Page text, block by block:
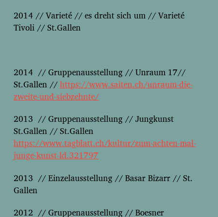
2014 // Varieté // es dreht sich um // Varieté
Tivoli // St.Gallen
2014 // Gruppenausstellung // Unraum 17//
St.Gallen //https://www.saiten.ch/unraum-die-
zweite-und-siebzehnte/
2013 // Gruppenausstellung // Jungkunst
St.Gallen // St.Gallen
https://www.tagblatt.ch/kultur/zum-achten-mal-
junge-kunst-ld.321797
2013 // Einzelausstellung // Basar Bizarr // St.
Gallen
2012 // Gruppenausstellung // Boesner